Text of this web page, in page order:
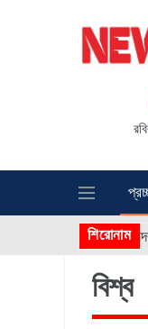
শিরোনাম
সেরা দলে হৃদয় * * *
বিশ্ব